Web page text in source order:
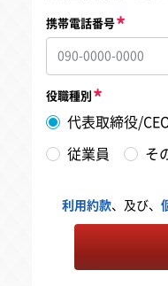
携帯電話番号
役職種別
代表取締役/
従業員 そ
利用約款、及び、